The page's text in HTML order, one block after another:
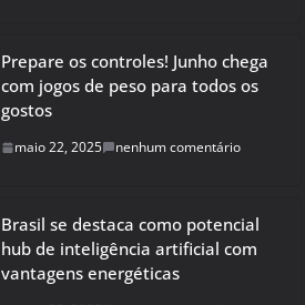
Prepare os controles! Junho chega
com jogos de peso para todos os
gostos
maio 22, 2025 nenhum comentário
Brasil se destaca como potencial
hub de inteligência artificial com
vantagens energéticas